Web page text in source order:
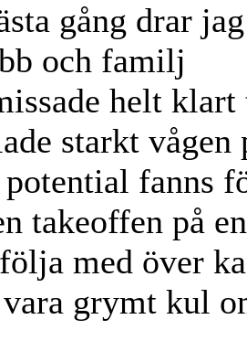
gång drar
och familj
helt
starkt
potential fanns
takeoffen på
med över
grymt kul